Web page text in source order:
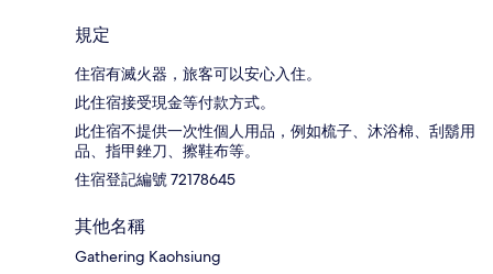
規定
住宿有滅火器，旅客可以安心入住。
此住宿接受現金等付款方式。
此住宿不提供一次性個人用品，例如梳子、沐浴棉、刮鬍用
品、指甲銼刀、擦鞋布等。
住宿登記編號 72178645
其他名稱
Gathering Kaohsiung